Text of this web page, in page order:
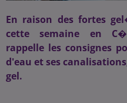
En raison des fortes
cette semaine en
rappelle les consignes
d'eau et ses
gel.